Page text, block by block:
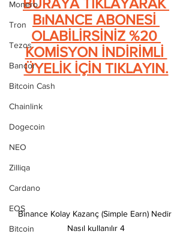
Monero
Tron
Tezos
Bancor
Bitcoin Cash
Chainlink
Dogecoin
NEO
Zilliqa
Cardano
EOS
Bitcoin
BURAYA TIKLAYARAK
BıNANCE ABONESİ
OLABİLİRSİNİZ %20
KOMİSYON İNDİRİMLİ
ÜYELİK İÇİN TIKLAYIN.
Binance Kolay Kazanç (Simple Earn) Nedir
Nasıl kullanılır 4